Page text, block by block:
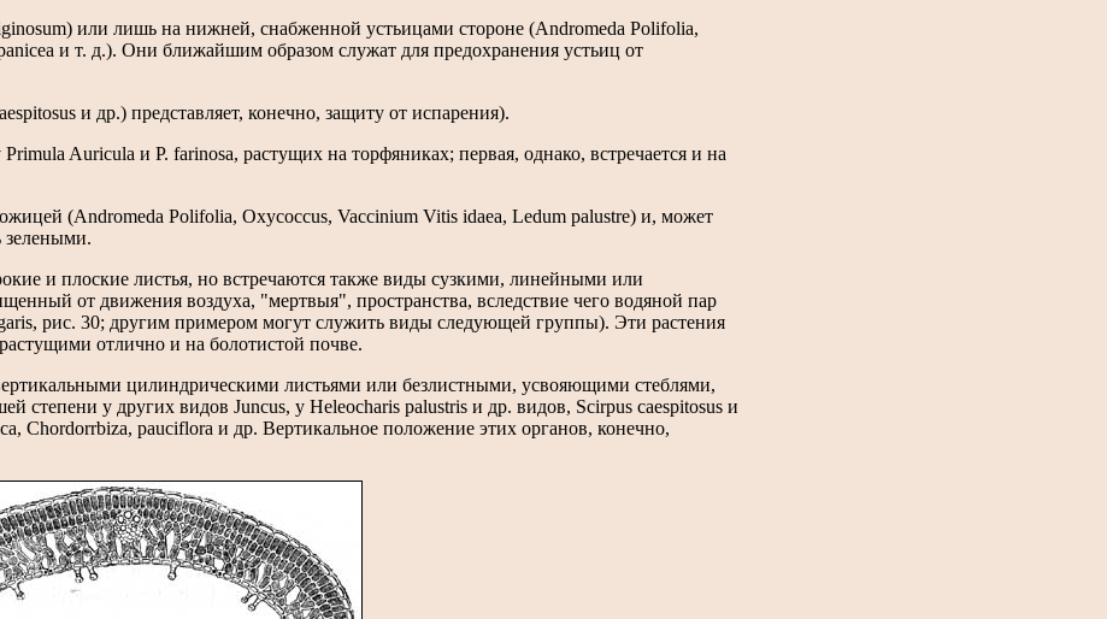
или лишь на нижней, снабженной устьицами стороне (Andromeda Polifolia,
и т. д.). Они ближайшим образом служат для предохранения устьиц от
и др.) представляет, конечно, защиту от испарения).
Auricula и P. farinosa, растущих на торфяниках; первая, однако, встречается и на
(Andromeda Polifolia, Oxycoccus, Vaccinium Vitis idaea, Ledum palustre) и, может
зелеными.
и плоские листья, но встречаются также виды сузкими, линейными или
от движения воздуха, "мертвыя", пространства, вследствие чего водяной пар
рис. 30; другим примером могут служить виды следующей группы). Эти растения
отлично и на болотистой почве.
цилиндрическими листьями или безлистными, усвояющими стеблями,
степени у других видов Juncus, у Heleocharis palustris и др. видов, Scirpus caespitosus и
Chordorrbiza, pauciflora и др. Вертикальное положение этих органов, конечно,